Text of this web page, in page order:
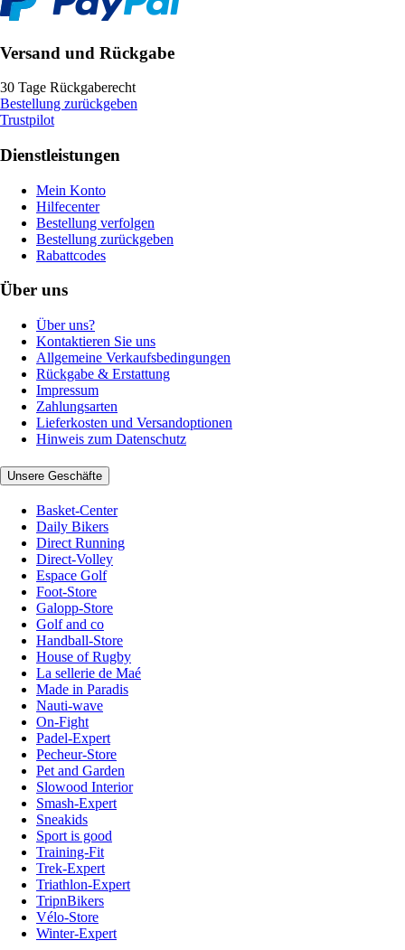
Versand und Rückgabe
30 Tage Rückgaberecht
Bestellung zurückgeben
Trustpilot
Dienstleistungen
Mein Konto
Hilfecenter
Bestellung verfolgen
Bestellung zurückgeben
Rabattcodes
Über uns
Über uns?
Kontaktieren Sie uns
Allgemeine Verkaufsbedingungen
Rückgabe & Erstattung
Impressum
Zahlungsarten
Lieferkosten und Versandoptionen
Hinweis zum Datenschutz
Unsere Geschäfte
Basket-Center
Daily Bikers
Direct Running
Direct-Volley
Espace Golf
Foot-Store
Galopp-Store
Golf and co
Handball-Store
House of Rugby
La sellerie de Maé
Made in Paradis
Nauti-wave
On-Fight
Padel-Expert
Pecheur-Store
Pet and Garden
Slowood Interior
Smash-Expert
Sneakids
Sport is good
Training-Fit
Trek-Expert
Triathlon-Expert
TripnBikers
Vélo-Store
Winter-Expert